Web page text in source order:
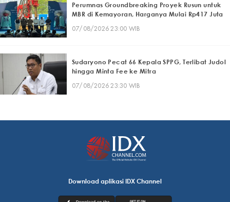
Perumnas Groundbreaking Proyek Rusun untuk
MBR di Kemayoran, Harganya Mulai Rp417 Juta
07/08/2026 23:00 WIB
Sudaryono Pecat 66 Kepala SPPG, Terlibat Judol
hingga Minta Fee ke Mitra
07/08/2026 23:30 WIB
Download aplikasi IDX Channel